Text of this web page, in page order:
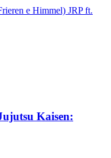
e Himmel) JRP ft.
Kaisen: